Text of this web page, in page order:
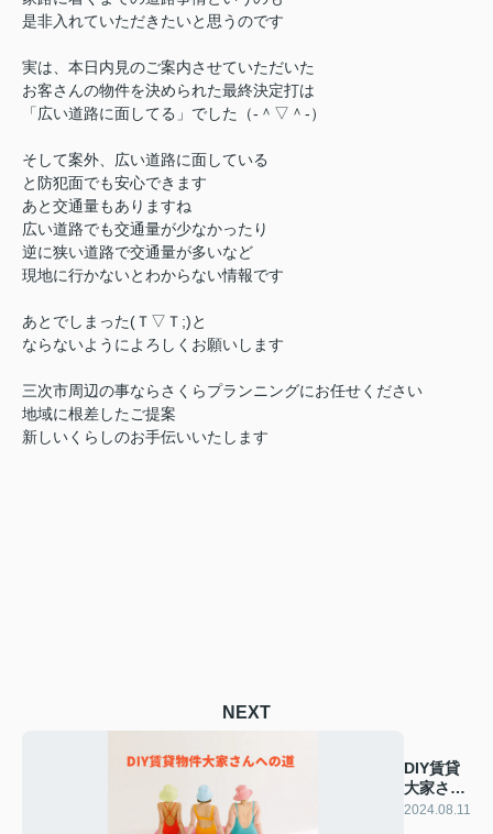
是非入れていただきたいと思うのです
実は、本日内見のご案内させていただいた
お客さんの物件を決められた最終決定打は
「広い道路に面してる」でした（‐＾▽＾‐）
そして案外、広い道路に面している
と防犯面でも安心できます
あと交通量もありますね
広い道路でも交通量が少なかったり
逆に狭い道路で交通量が多いなど
現地に行かないとわからない情報です
あとでしまった(Ｔ▽Ｔ;)と
ならないようによろしくお願いします
三次市周辺の事ならさくらプランニングにお任せください
地域に根差したご提案
新しいくらしのお手伝いいたします
NEXT
DIY賃貸
大家さん
への道
2024.08.11